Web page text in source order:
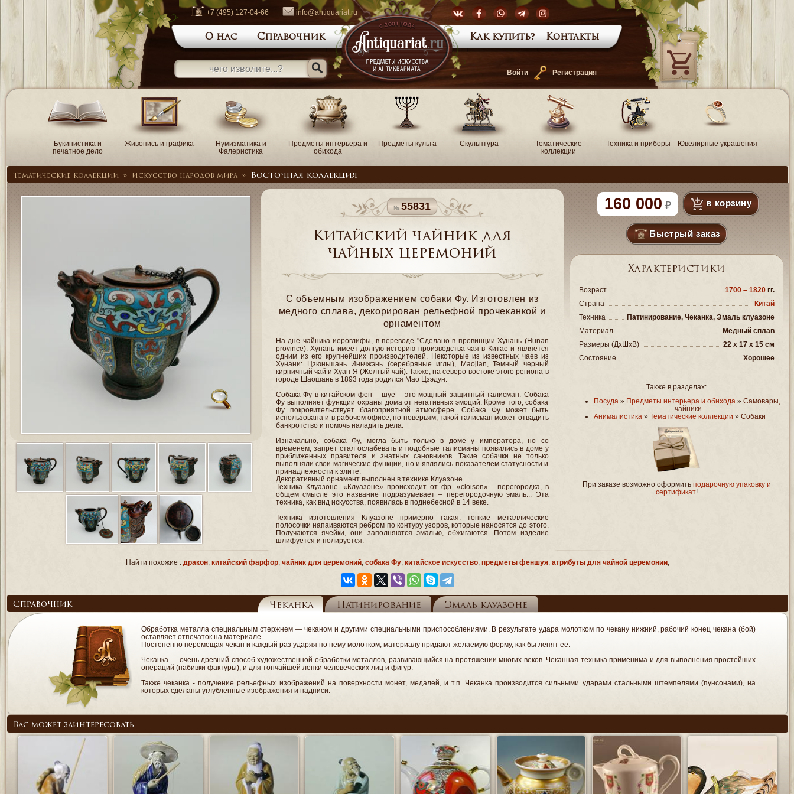
+7 (495) 127-04-66 info@antiquariat.ru
Войти Регистрация
О нас Справочник Как купить? Контакты
—
Букинистика и
печатное дело
Живопись и графика
Нумизматика и
Фалеристика
Предметы интерьера и
обихода
Предметы культа Скульптура
Тематические
коллекции
Техника и приборы Ювелирные украшения
Тематические коллекции » Искусство народов мира » Восточная коллекция
55831
Китайский чайник для
чайных церемоний
С объемным изображением собаки Фу. Изготовлен из
медного сплава, декорирован рельефной прочеканкой и
орнаментом
На дне чайника иероглифы, в переводе "Сделано в провинции Хунань (Hunan
province). Хунань имеет долгую историю производства чая в Китае и является
одним из его крупнейших производителей. Некоторые из известных чаев из
Хунани: Цзюньшань Иньчжэнь (серебряные иглы), Maojian, Темный черный
кирпичный чай и Хуан Я (Желтый чай). Также, на северо-востоке этого региона в
городе Шаошань в 1893 года родился Мао Цзэдун.
Собака Фу в китайском фен – шуе – это мощный защитный талисман. Собака
Фу выполняет функции охраны дома от негативных эмоций. Кроме того, собака
Фу покровительствует благоприятной атмосфере. Собака Фу может быть
использована и в рабочем офисе, по поверьям, такой талисман может отвадить
банкротство и помочь наладить дела.
Изначально, собака Фу, могла быть только в доме у императора, но со
временем, запрет стал ослабевать и подобные талисманы появились в доме у
приближенных правителя и знатных сановников. Такие собачки не только
выполняли свои магические функции, но и являлись показателем статусности и
принадлежности к элите.
Декоративный орнамент выполнен в технике Клуазоне
Техника Клуазоне. «Клуазоне» происходит от фр. «cloison» - перегородка, в
общем смысле это название подразумевает – перегородочную эмаль... Эта
техника, как вид искусства, появилась в поднебесной в 14 веке.
Техника изготовления Клуазоне примерно такая: тонкие металлические
полосочки напаиваются ребром по контуру узоров, которые наносятся до этого.
Получаются ячейки, они заполняются эмалью, обжигаются. Потом изделие
шлифуется и полируется.
160 000 в корзину
Быстрый заказ
Характеристики
Возраст 1700 – 1820 гг.
Страна
Китай
Техника
Патинирование, Чеканка, Эмаль клуазоне
Материал
Медный сплав
Размеры (ДxШxВ)
22 x 17 x 15 см
Состояние
Хорошее
Также в разделах:
Посуда » Предметы интерьера и обихода » Самовары,
чайники
Анималистика » Тематические коллекции » Собаки
При заказе возможно оформить подарочную упаковку и
сертификат!
Найти похожие : дракон китайский фарфор чайник для церемоний собака Фу китайское искусство предметы феншуя атрибуты для чайной церемонии
Справочник Чеканка Патинирование Эмаль клуазоне
Обработка металла специальным стержнем — чеканом и другими специальными приспособлениями. В результате удара молотком по чекану нижний, рабочий конец чекана (бой)
оставляет отпечаток на материале.
Постепенно перемещая чекан и каждый раз ударяя по нему молотком, материалу придают желаемую форму, как бы лепят ее.
Чеканка — очень древний способ художественной обработки металлов, развивающийся на протяжении многих веков. Чеканная техника применима и для выполнения простейших
операций (набивки фактуры), и для тончайшей лепки человеческих лиц и фигур.
Также чеканка - получение рельефных изображений на поверхности монет, медалей, и т.п. Чеканка производится сильными ударами стальными штемпелями (пунсонами), на
которых сделаны углубленные изображения и надписи.
Вас может заинтересовать